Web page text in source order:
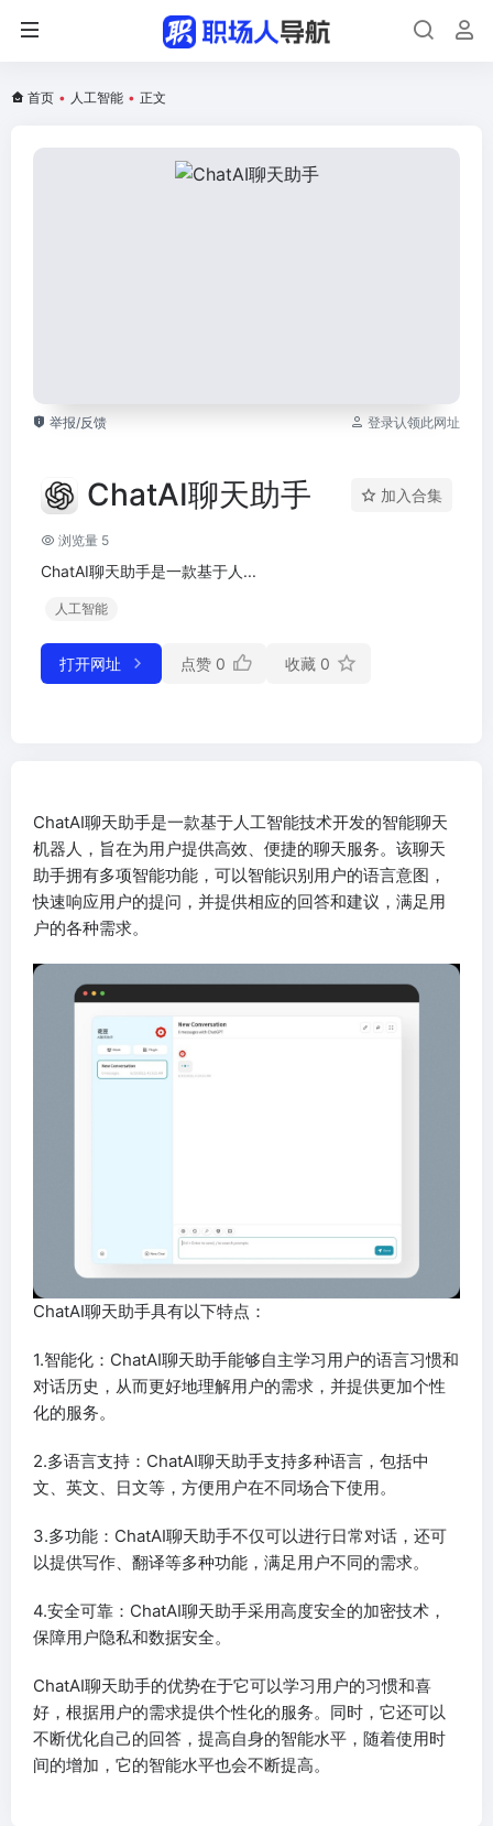
首页 • 人工智能 • 正文
举报/反馈 登录认领此网址
ChatAI聊天助手 加入合集
浏览量 5
ChatAI聊天助手是一款基于人...
人工智能
打开网址 点赞 0 收藏 0
ChatAI聊天助手是一款基于人工智能技术开发的智能聊天
机器人，旨在为用户提供高效、便捷的聊天服务。该聊天
助手拥有多项智能功能，可以智能识别用户的语言意图，
快速响应用户的提问，并提供相应的回答和建议，满足用
户的各种需求。
ChatAI聊天助手具有以下特点：
1.智能化：ChatAI聊天助手能够自主学习用户的语言习惯和
对话历史，从而更好地理解用户的需求，并提供更加个性
化的服务。
2.多语言支持：ChatAI聊天助手支持多种语言，包括中
文、英文、日文等，方便用户在不同场合下使用。
3.多功能：ChatAI聊天助手不仅可以进行日常对话，还可
以提供写作、翻译等多种功能，满足用户不同的需求。
4.安全可靠：ChatAI聊天助手采用高度安全的加密技术，
保障用户隐私和数据安全。
ChatAI聊天助手的优势在于它可以学习用户的习惯和喜
好，根据用户的需求提供个性化的服务。同时，它还可以
不断优化自己的回答，提高自身的智能水平，随着使用时
间的增加，它的智能水平也会不断提高。